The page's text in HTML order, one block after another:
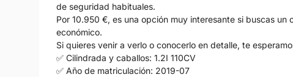
de seguridad habituales.
Por 10.950 €, es una opción muy interesante si buscas
económico.
Si quieres venir a verlo o conocerlo en detalle, te
✅ Cilindrada y caballos: 1.2I 110CV
✅ Año de matriculación: 2019-07